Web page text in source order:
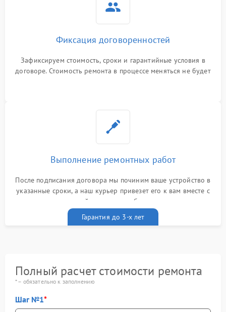
Фиксация договоренностей
Зафиксируем стоимость, сроки и гарантийные условия в
договоре. Стоимость ремонта в процессе меняться не будет
Выполнение ремонтных работ
После подписания договора мы починим ваше устройство в
указанные сроки, а наш курьер привезет его к вам вместе с
гарантийным талоном бесплатно
Гарантия до 3-х лет
Полный расчет стоимости ремонта
* – обязательно к заполнению
Шаг №1